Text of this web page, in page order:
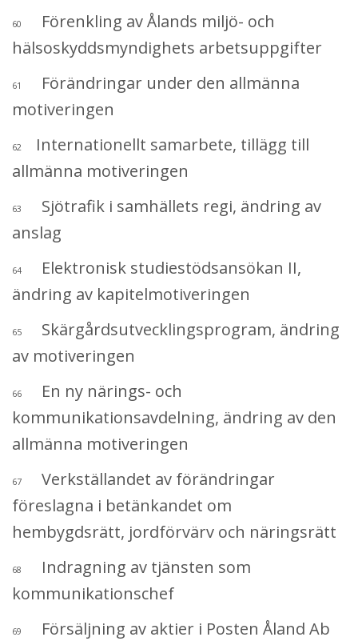
60
Förenkling av Ålands miljö- och
hälsoskyddsmyndighets arbetsuppgifter
61
Förändringar under den allmänna
motiveringen
62
Internationellt samarbete, tillägg till
allmänna motiveringen
63
Sjötrafik i samhällets regi, ändring av
anslag
64
Elektronisk studiestödsansökan II,
ändring av kapitelmotiveringen
65
Skärgårdsutvecklingsprogram, ändring
av motiveringen
66
En ny närings- och
kommunikationsavdelning, ändring av den
allmänna motiveringen
67
Verkställandet av förändringar
föreslagna i betänkandet om
hembygdsrätt, jordförvärv och näringsrätt
68
Indragning av tjänsten som
kommunikationschef
69 Försäljning av aktier i Posten Åland Ab